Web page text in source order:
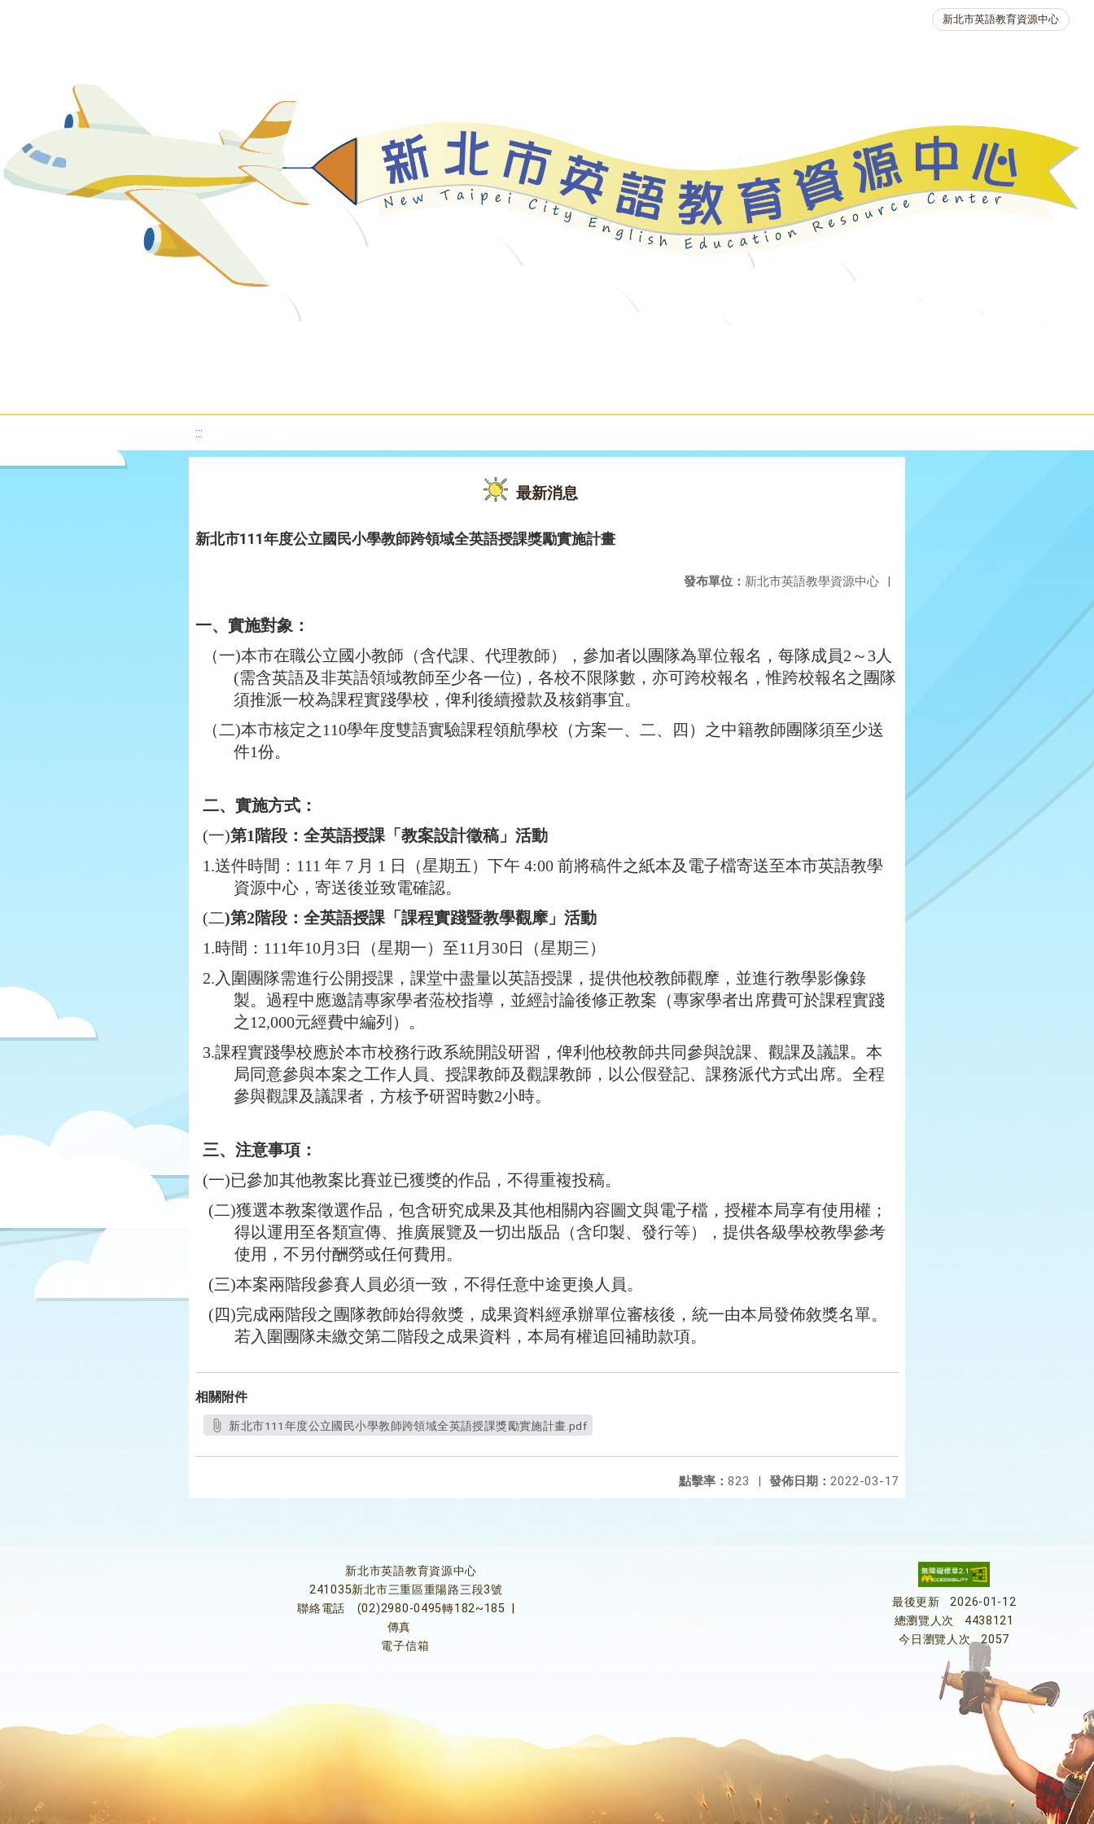
新北市英語教育資源中心
:::
最新消息
新北市111年度公立國民小學教師跨領域全英語授課獎勵實施計畫
發布單位： 新北市英語教學資源中心 |
一、實施對象：
（一)本市在職公立國小教師（含代課、代理教師），參加者以團隊為單位報名，每隊成員2～3人
(需含英語及非英語領域教師至少各一位)，各校不限隊數，亦可跨校報名，惟跨校報名之團隊
須推派一校為課程實踐學校，俾利後續撥款及核銷事宜。
（二)本市核定之110學年度雙語實驗課程領航學校（方案一、二、四）之中籍教師團隊須至少送
件1份。
二、實施方式：
(一)第1階段：全英語授課「教案設計徵稿」活動
1.送件時間：111 年 7 月 1 日（星期五）下午 4:00 前將稿件之紙本及電子檔寄送至本市英語教學
資源中心，寄送後並致電確認。
(二)第2階段：全英語授課「課程實踐暨教學觀摩」活動
1.時間：111年10月3日（星期一）至11月30日（星期三）
2. 入圍團隊需進行公開授課，課堂中盡量以英語授課，提供他校教師觀摩，並進行教學影像錄
製。過程中應邀請專家學者蒞校指導，並經討論後修正教案（專家學者出席費可於課程實踐
之12,000元經費中編列）。
3.課程實踐學校應於本市校務行政系統開設研習，俾利他校教師共同參與說課、觀課及議課。本
局同意參與本案之工作人員、授課教師及觀課教師，以公假登記、課務派代方式出席。全程
參與觀課及議課者，方核予研習時數2小時。
三、注意事項：
(一)已參加其他教案比賽並已獲獎的作品，不得重複投稿。
(二)獲選本教案徵選作品，包含研究成果及其他相關內容圖文與電子檔，授權本局享有使用權；
得以運用至各類宣傳、推廣展覽及一切出版品（含印製、發行等），提供各級學校教學參考
使用，不另付酬勞或任何費用。
(三)本案兩階段參賽人員必須一致，不得任意中途更換人員。
( 四)完成兩階段之團隊教師始得敘獎，成果資料經承辦單位審核後，統一由本局發佈敘獎名單。
若入圍團隊未繳交第二階段之成果資料，本局有權追回補助款項。
相關附件
新北市111年度公立國民小學教師跨領域全英語授課獎勵實施計畫.pdf
發佈日期： 2022-03-17
點擊率： 823 |
新北市英語教育資源中心
241035新北市三重區重陽路三段3號
聯絡電話
(02)2980-0495轉182~185
傳真
電子信箱
最後更新
2026-01-12
總瀏覽人次
4438121
今日瀏覽人次
2057